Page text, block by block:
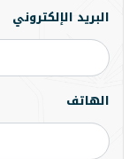
البريد الإلكتروني
الهاتف